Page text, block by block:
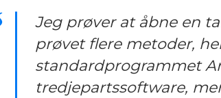
Jeg prøver at åbne en
prøvet flere metoder,
standardprogrammet
tredjepartssoftware,